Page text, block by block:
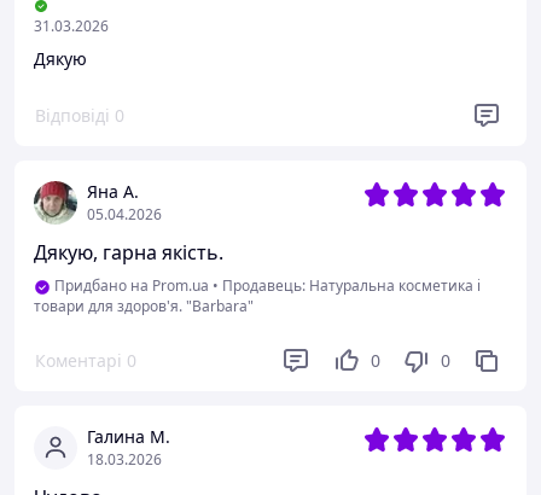
31.03.2026
Дякую
Відповіді 0
Яна А.
05.04.2026
Дякую, гарна якість.
Придбано на Prom.ua • Продавець: Натуральна косметика і
товари для здоров'я. "Barbara"
Коментарі 0 0 0
Галина М.
18.03.2026